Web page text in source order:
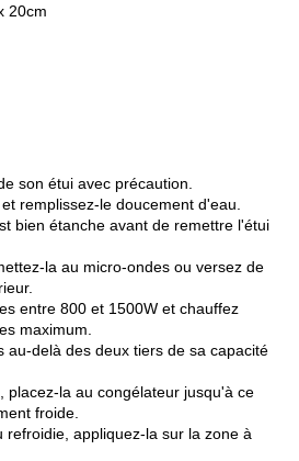
20cm
son étui avec précaution.
remplissez-le doucement d'eau.
bien étanche avant de remettre l'étui
la au micro-ondes ou versez de
entre 800 et 1500W et chauffez
maximum.
au-delà des deux tiers de sa capacité
placez-la au congélateur jusqu'à ce
froide.
refroidie, appliquez-la sur la zone à